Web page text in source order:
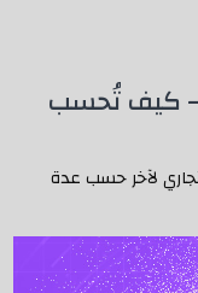
– كيف تُحسب
لآخر حسب عدة